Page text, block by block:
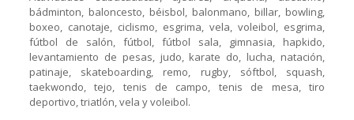
bádminton, baloncesto, béisbol, balonmano, billar, bowling,
boxeo, canotaje, ciclismo, esgrima, vela, voleibol, esgrima,
fútbol de salón, fútbol, fútbol sala, gimnasia, hapkido,
levantamiento de pesas, judo, karate do, lucha, natación,
patinaje, skateboarding, remo, rugby, sóftbol, squash,
taekwondo, tejo, tenis de campo, tenis de mesa, tiro
deportivo, triatlón, vela y voleibol.